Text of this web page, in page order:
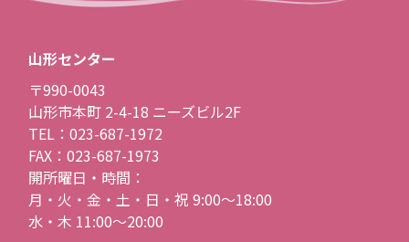
山形センター
〒990-0043
山形市本町 2-4-18 ニーズビル2F
TEL：023-687-1972
FAX：023-687-1973
開所曜日・時間：
月・火・金・土・日・祝 9:00〜18:00
水・木 11:00〜20:00